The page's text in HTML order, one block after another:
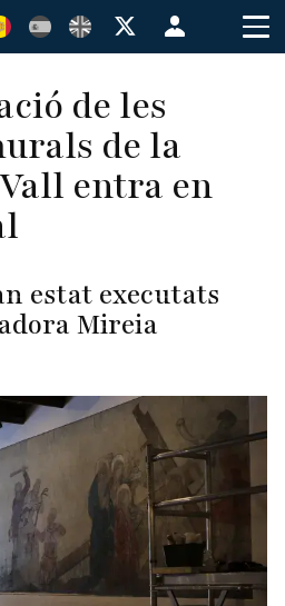
Menú
de
de
usuario
de les
de la
entra en
estat executats
Mireia